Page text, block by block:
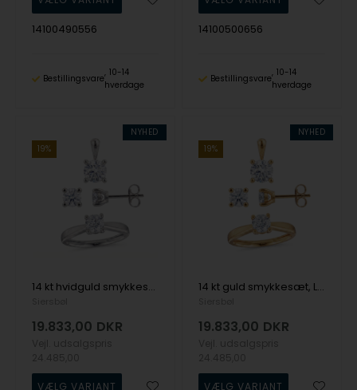
14100490556
Bestillingsvare
10-14
hverdage
14100500656
Bestillingsvare
10-14
hverdage
NYHED
19%
14 kt hvidguld smykkesæt, Luxury Solitaire serien fra Siersbøl med ialt 2,10 ct Labgrown diamant
19.833,00 DKR
NYHED
19%
14 kt guld smykkesæt, Luxury Solitaire serien fra Siersbøl med ialt 2,10 ct Labgrown diamant
19.833,00 DKR